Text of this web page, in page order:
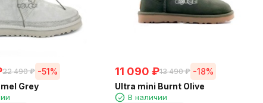
22 490 ₽ -51%
Grey
11 090 ₽13 490 ₽ -18%
Ultra mini Burnt Olive
В наличии